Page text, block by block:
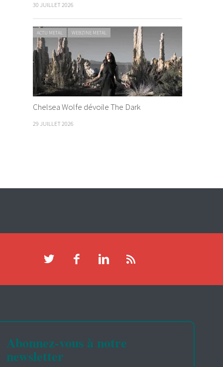
30 JUILLET 2026
ACTU METAL WEBZINE METAL
Chelsea Wolfe dévoile The Dark
29 JUILLET 2026
Abonnez-vous à notre
newsletter